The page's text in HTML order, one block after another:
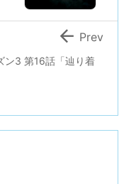
ン3 第16話「辿り着
 Prev